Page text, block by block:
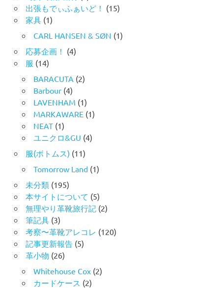
出張もでぃふぁいど！ (15)
家具(1)
CARL HANSEN & SØN (1)
応募企画！ (4)
服 (14)
BARACUTA (2)
Barbour(4)
LAVENHAM (1)
MARKAWARE(1)
NEAT(1)
ユニクロ&GU (4)
服(ボトムス) (11)
Tomorrow Land(1)
未分類(195)
本サイトについて (5)
無理やり革靴旅行記 (2)
筆記具(3)
考察〜革靴アレコレ (120)
記事更新報告(5)
革小物 (26)
Whitehouse Cox(2)
カードケース (2)